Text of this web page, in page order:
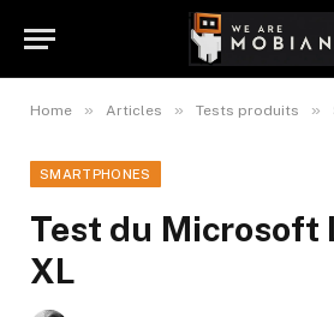
Home » Articles » Tests produits »
SMARTPHONES
Test du Microsoft
XL